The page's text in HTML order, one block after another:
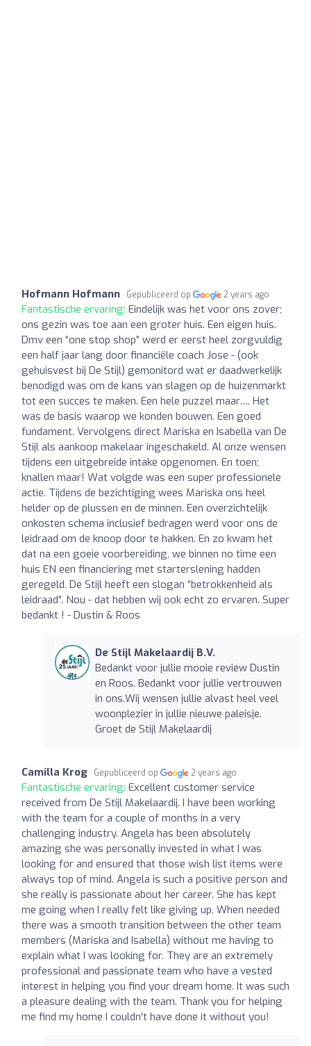
Hofmann Hofmann Gepubliceerd op 2 years ago
Fantastische ervaring: Eindelijk was het voor ons zover;
ons gezin was toe aan een groter huis. Een eigen huis.
Dmv een “one stop shop” werd er eerst heel zorgvuldig
een half jaar lang door financiële coach Jose - (ook
gehuisvest bij De Stijl) gemonitord wat er daadwerkelijk
benodigd was om de kans van slagen op de huizenmarkt
tot een succes te maken. Een hele puzzel maar…. Het
was de basis waarop we konden bouwen. Een goed
fundament. Vervolgens direct Mariska en Isabella van De
Stijl als aankoop makelaar ingeschakeld. Al onze wensen
tijdens een uitgebreide intake opgenomen. En toen;
knallen maar! Wat volgde was een super professionele
actie. Tijdens de bezichtiging wees Mariska ons heel
helder op de plussen en de minnen. Een overzichtelijk
onkosten schema inclusief bedragen werd voor ons de
leidraad om de knoop door te hakken. En zo kwam het
dat na een goeie voorbereiding, we binnen no time een
huis EN een financiering met starterslening hadden
geregeld. De Stijl heeft een slogan “betrokkenheid als
leidraad”. Nou - dat hebben wij ook echt zo ervaren. Super
bedankt ! - Dustin & Roos
De Stijl Makelaardij B.V.
Bedankt voor jullie mooie review Dustin
en Roos. Bedankt voor jullie vertrouwen
in ons.Wij wensen jullie alvast heel veel
woonplezier in jullie nieuwe paleisje.
Groet de Stijl Makelaardij
Camilla Krog Gepubliceerd op 2 years ago
Fantastische ervaring: Excellent customer service
received from De Stijl Makelaardij. I have been working
with the team for a couple of months in a very
challenging industry. Angela has been absolutely
amazing she was personally invested in what I was
looking for and ensured that those wish list items were
always top of mind. Angela is such a positive person and
she really is passionate about her career. She has kept
me going when I really felt like giving up. When needed
there was a smooth transition between the other team
members (Mariska and Isabella) without me having to
explain what I was looking for. They are an extremely
professional and passionate team who have a vested
interest in helping you find your dream home. It was such
a pleasure dealing with the team. Thank you for helping
me find my home I couldn't have done it without you!